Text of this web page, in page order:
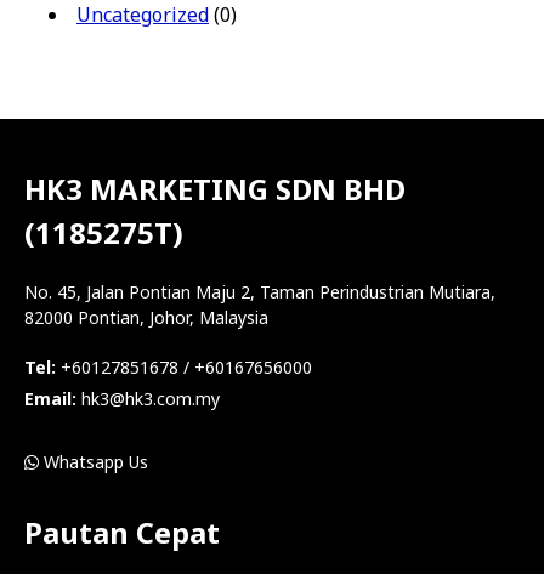
Uncategorized(0)
HK3 MARKETING SDN BHD
(1185275T)
No. 45, Jalan Pontian Maju 2, Taman Perindustrian Mutiara,
82000 Pontian, Johor, Malaysia
Tel: +60127851678 / +60167656000
Email: hk3@hk3.com.my
Whatsapp Us
Pautan Cepat